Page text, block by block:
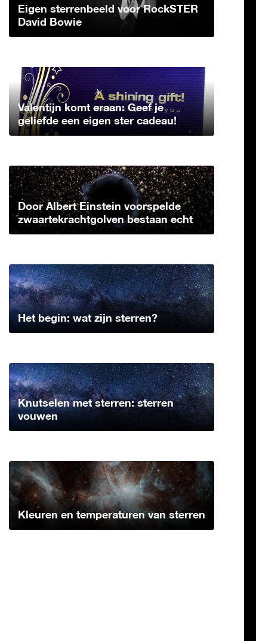
Eigen sterrenbeeld voor RockSTER
David Bowie
Valentijn komt eraan: Geef je
geliefde een eigen ster cadeau!
Door Albert Einstein voorspelde
zwaartekrachtgolven bestaan echt
Het begin: wat zijn sterren?
Knutselen met sterren: sterren
vouwen
Kleuren en temperaturen van sterren